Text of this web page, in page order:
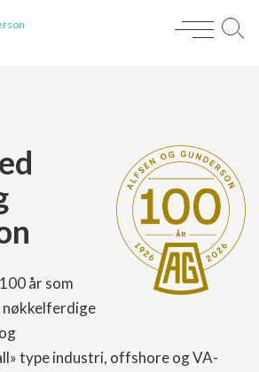
år som
type industri, offshore og VA-